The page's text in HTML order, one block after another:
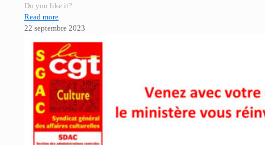
Do you like it?
Read more
22 septembre 2023